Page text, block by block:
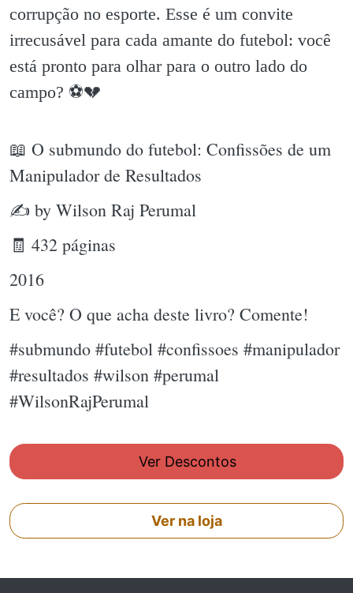
corrupção no esporte. Esse é um convite
irrecusável para cada amante do futebol: você
está pronto para olhar para o outro lado do
campo? ⚽️💔
📖 O submundo do futebol: Confissões de um
Manipulador de Resultados
✍ by Wilson Raj Perumal
🧾 432 páginas
2016
E você? O que acha deste livro? Comente!
#submundo #futebol #confissoes #manipulador
#resultados #wilson #perumal
#WilsonRajPerumal
Ver Descontos
Ver na loja